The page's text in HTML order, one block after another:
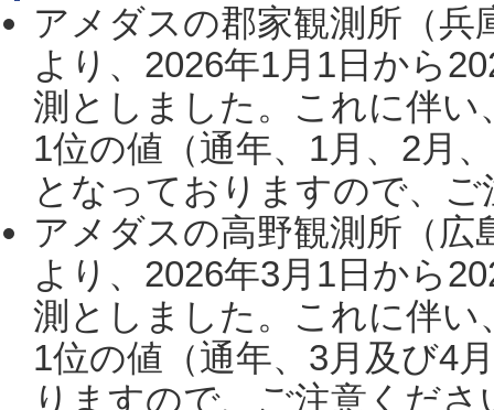
アメダスの郡家観測所（
より、2026年1月1日から
測としました。これに伴い
1位の値（通年、1月、2月
となっておりますので、
アメダスの高野観測所（
より、2026年3月1日から
測としました。これに伴い
1位の値（通年、3月及び4
りますので、ご注意くだ